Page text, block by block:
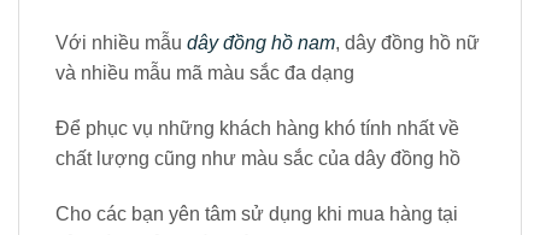
Với nhiều mẫu dây đồng hồ nam, dây đồng hồ nữ
và nhiều mẫu mã màu sắc đa dạng
Để phục vụ những khách hàng khó tính nhất về
chất lượng cũng như màu sắc của dây đồng hồ
Cho các bạn yên tâm sử dụng khi mua hàng tại